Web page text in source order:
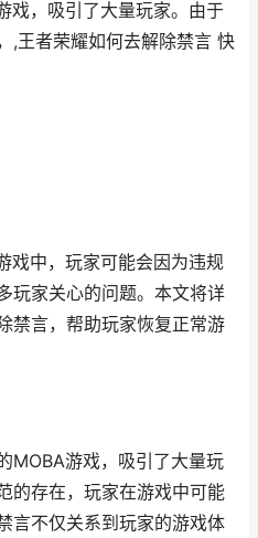
戏，吸引了大量玩家。由于
,王者荣耀如何去解除禁言 快
戏中，玩家可能会因为违规
玩家关心的问题。本文将详
禁言，帮助玩家恢复正常游
MOBA游戏，吸引了大量玩
的存在，玩家在游戏中可能
言不仅关系到玩家的游戏体